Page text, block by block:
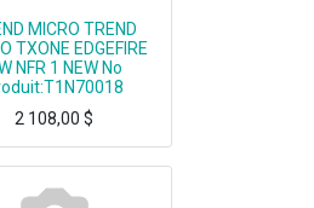
MICRO TREND
TXONE EDGEFIRE
NFR 1 NEW No
2 108,00 $